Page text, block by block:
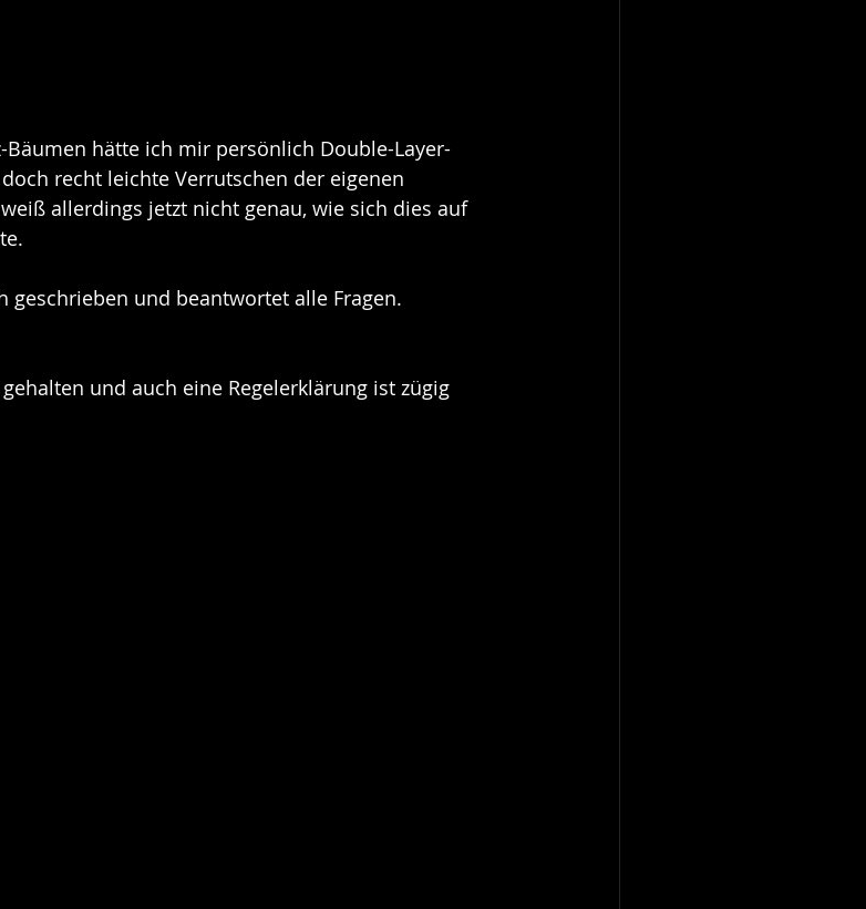
hätte ich mir persönlich Double-Layer-
recht leichte Verrutschen der eigenen
allerdings jetzt nicht genau, wie sich dies auf
geschrieben und beantwortet alle Fragen.
und auch eine Regelerklärung ist zügig